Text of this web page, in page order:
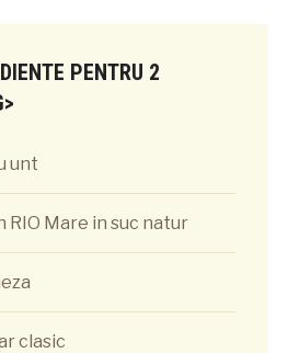
PENTRU 2
unt
RIO Mare in suc natur
clasic